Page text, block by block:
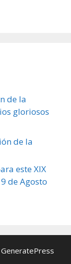
de la
gloriosos
de la
este XIX
de Agosto
GeneratePress